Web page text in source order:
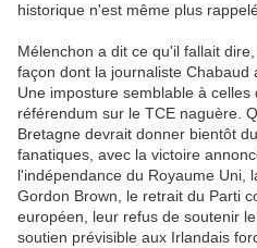
historique n'est même plus
Mélenchon a dit ce qu'il fallait
façon dont la journaliste Chabaud
Une imposture semblable à
référendum sur le TCE naguère.
Bretagne devrait donner bientôt
fanatiques, avec la victoire
l'indépendance du Royaume Uni,
Gordon Brown, le retrait du Parti
européen, leur refus de soutenir
soutien prévisible aux Irlandais